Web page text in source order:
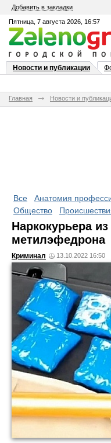
Добавить в закладки
Пятница, 7 августа 2026, 16:57
Новости и публикации
Главная Новости и
Все Анатомия
Общество
Наркокурьера
метилэфедрона
Криминал 13.10.2022 16:50